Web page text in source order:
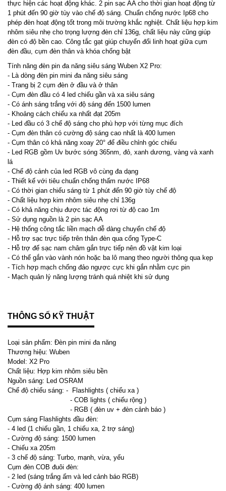
thực hiện các hoạt động khác. 2 pin sạc AA cho thời gian hoạt động từ
1 phút đến 90 giờ tùy vào chế độ sáng. Chuẩn chống nước Ip68 cho
phép đèn hoạt động tốt trong môi trường khắc nghiệt. Chất liệu hợp kim
nhôm siêu nhẹ cho trọng lượng đèn chỉ 136g, chất liệu này cũng giúp
đèn có độ bền cao. Công tắc gạt giúp chuyển đổi linh hoạt giữa cụm
đèn đầu, cụm đèn thân và khóa chống bật
Tính năng đèn pin đa năng siêu sáng Wuben X2 Pro:
- Là dòng đèn pin mini đa năng siêu sáng
- Trang bị 2 cụm đèn ở đầu và ở thân
- Cụm đèn đầu có 4 led chiếu gần và xa siêu sáng
- Có ánh sáng trắng với độ sáng đến 1500 lumen
- Khoảng cách chiếu xa nhất đạt 205m
- Led đầu có 3 chế độ sáng cho phù hợp với từng mục đích
- Cụm đèn thân có cường độ sáng cao nhất là 400 lumen
- Cụm thân có khả năng xoay 20° để điều chỉnh góc chiếu
- Led RGB gồm Uv bước sóng 365nm, đỏ, xanh dương, vàng và xanh
lá
- Chế độ cảnh của led RGB vô cùng đa dạng
- Thiết kế với tiêu chuẩn chống thấm nước IP68
- Có thời gian chiếu sáng từ 1 phút đến 90 giờ tùy chế độ
- Chất liệu hợp kim nhôm siêu nhẹ chỉ 136g
- Có khả năng chịu được tác động rơi từ độ cao 1m
- Sử dụng nguồn là 2 pin sạc AA
- Hệ thống công tắc liền mạch dễ dàng chuyển chế độ
- Hỗ trợ sạc trực tiếp trên thân đèn qua cổng Type-C
- Hỗ trợ đế sạc nam châm gắn trực tiếp nên đồ vật kim loại
- Có thể gắn vào vành nón hoặc ba lô mang theo người thông qua kẹp
- Tích hợp mạch chống đảo ngược cực khi gắn nhằm cực pin
- Mạch quản lý năng lượng tránh quá nhiệt khi sử dụng
THÔNG SỐ KỸ THUẬT
Loại sản phẩm: Đèn pin mini đa năng
Thương hiệu: Wuben
Model: X2 Pro
Chất liệu: Hợp kim nhôm siêu bền
Nguồn sáng: Led OSRAM
Chế độ chiếu sáng: - Flashlights ( chiếu xa )
- COB lights ( chiếu rộng )
- RGB ( đèn uv + đèn cảnh báo )
Cụm sáng Flashlights đầu đèn:
- 4 led (1 chiếu gần, 1 chiếu xa, 2 trợ sáng)
- Cường độ sáng: 1500 lumen
- Chiếu xa 205m
- 3 chế độ sáng: Turbo, mạnh, vừa, yếu
Cụm đèn COB đuôi đèn:
- 2 led (sáng trắng ấm và led cảnh báo RGB)
- Cường độ ánh sáng: 400 lumen